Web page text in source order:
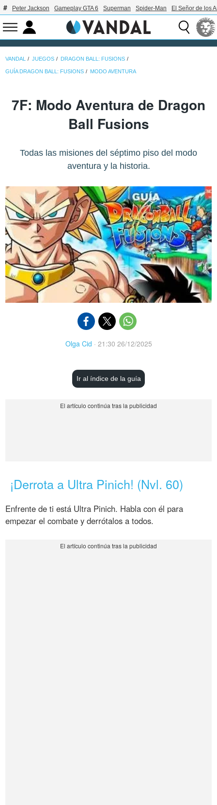
Peter Jackson Gameplay GTA 6 Superman Spider-Man El Señor de los
VANDAL JUEGOS DRAGON BALL: FUSIONS
GUÍA DRAGON BALL: FUSIONS MODO AVENTURA
7F: Modo Aventura de Dragon
Ball Fusions
Todas las misiones del séptimo piso del modo
aventura y la historia.
Olga Cid · 21:30 26/12/2025
Ir al índice de la guía
¡Derrota a Ultra Pinich! (Nvl. 60)
Enfrente de ti está Ultra Pinich. Habla con él para
empezar el combate y derrótalos a todos.